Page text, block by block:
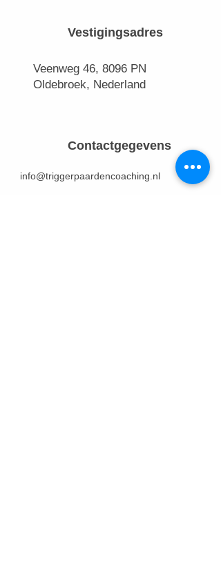
Vestigingsadres
Veenweg 46, 8096 PN
Oldebroek, Nederland
Contactgegevens
info@triggerpaardencoaching.nl